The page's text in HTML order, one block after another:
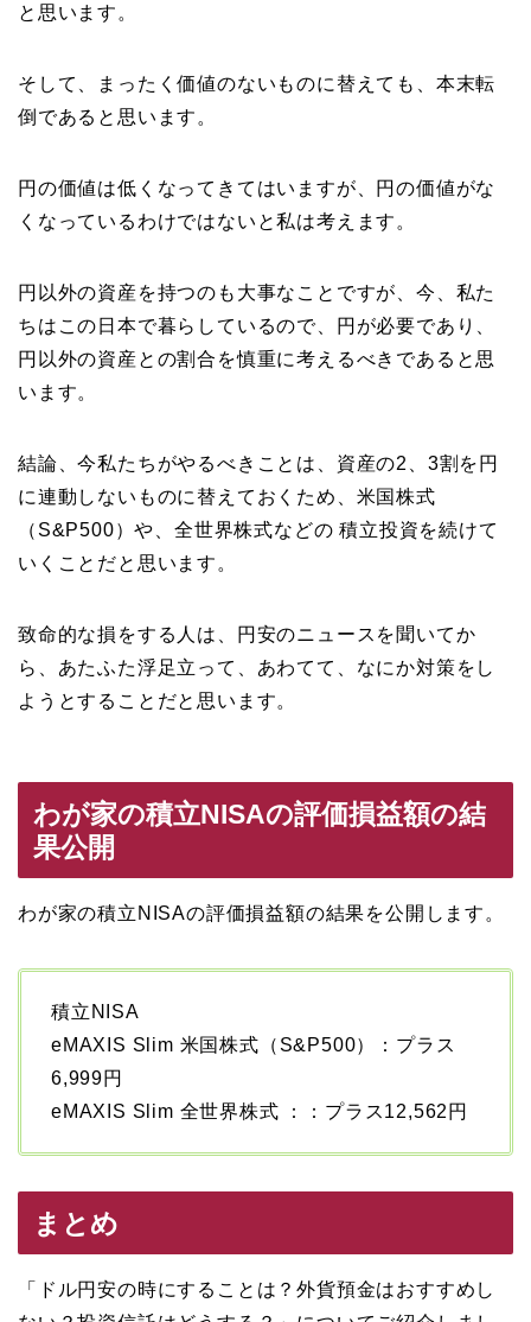
と思います。
そして、まったく価値のないものに替えても、本末転
倒であると思います。
円の価値は低くなってきてはいますが、円の価値がな
くなっているわけではないと私は考えます。
円以外の資産を持つのも大事なことですが、今、私た
ちはこの日本で暮らしているので、円が必要であり、
円以外の資産との割合を慎重に考えるべきであると思
います。
結論、今私たちがやるべきことは、資産の2、3割を円
に連動しないものに替えておくため、米国株式
（S&P500）や、全世界株式などの 積立投資を続けて
いくことだと思います。
致命的な損をする人は、円安のニュースを聞いてか
ら、あたふた浮足立って、あわてて、なにか対策をし
ようとすることだと思います。
わが家の積立NISAの評価損益額の結
果公開
わが家の積立NISAの評価損益額の結果を公開します。
積立NISA
eMAXIS Slim 米国株式（S&P500）：プラス
6,999円
eMAXIS Slim 全世界株式 ：：プラス12,562円
まとめ
「ドル円安の時にすることは？外貨預金はおすすめし